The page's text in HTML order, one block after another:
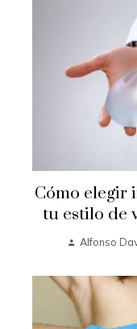
Cómo elegir
tu estilo de
Alfonso